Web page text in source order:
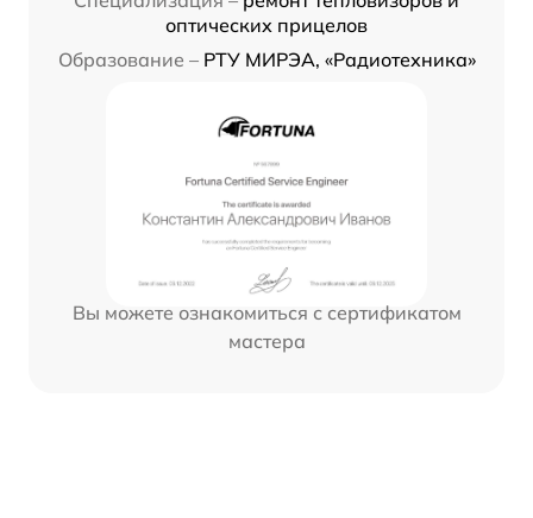
оптических прицелов
Образование – РТУ МИРЭА, «Радиотехника»
Вы можете ознакомиться с сертификатом
мастера